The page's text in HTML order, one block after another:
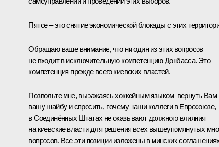
Пятое – это снятие экономической блокады с этих
Обращаю ваше внимание, что ни один из этих вопросов
не входит в исключительную компетенцию Донбасса. Это
компетенция прежде всего киевских властей.
Позвольте мне, выражаясь хоккейным языком, вернуть Вам
вашу шайбу и спросить, почему наши коллеги в Евросоюзе,
в Соединённых Штатах не оказывают должного влияния
на киевские власти для решения всех вышеупомянутых
вопросов. Все эти позиции изложены в минских